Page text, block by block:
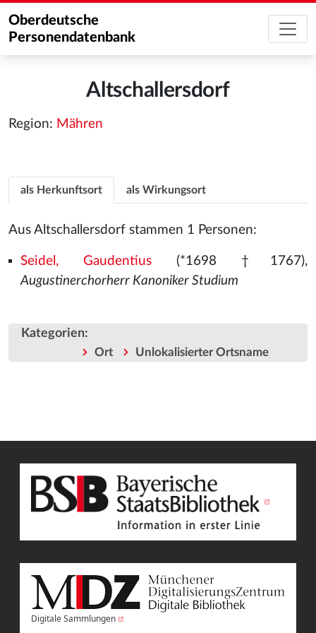
Oberdeutsche
Personendatenbank
Altschallersdorf
Region: Mähren
als Herkunftsort als Wirkungsort
Aus Altschallersdorf stammen 1 Personen:
Seidel, Gaudentius(*1698 †1767),
Augustinerchorherr Kanoniker Studium
Kategorien:
Ort Unlokalisierter Ortsname
Digitale Sammlungen